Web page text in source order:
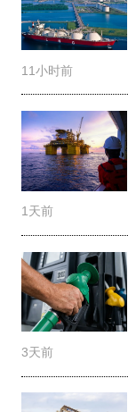
11小时前
1天前
3天前